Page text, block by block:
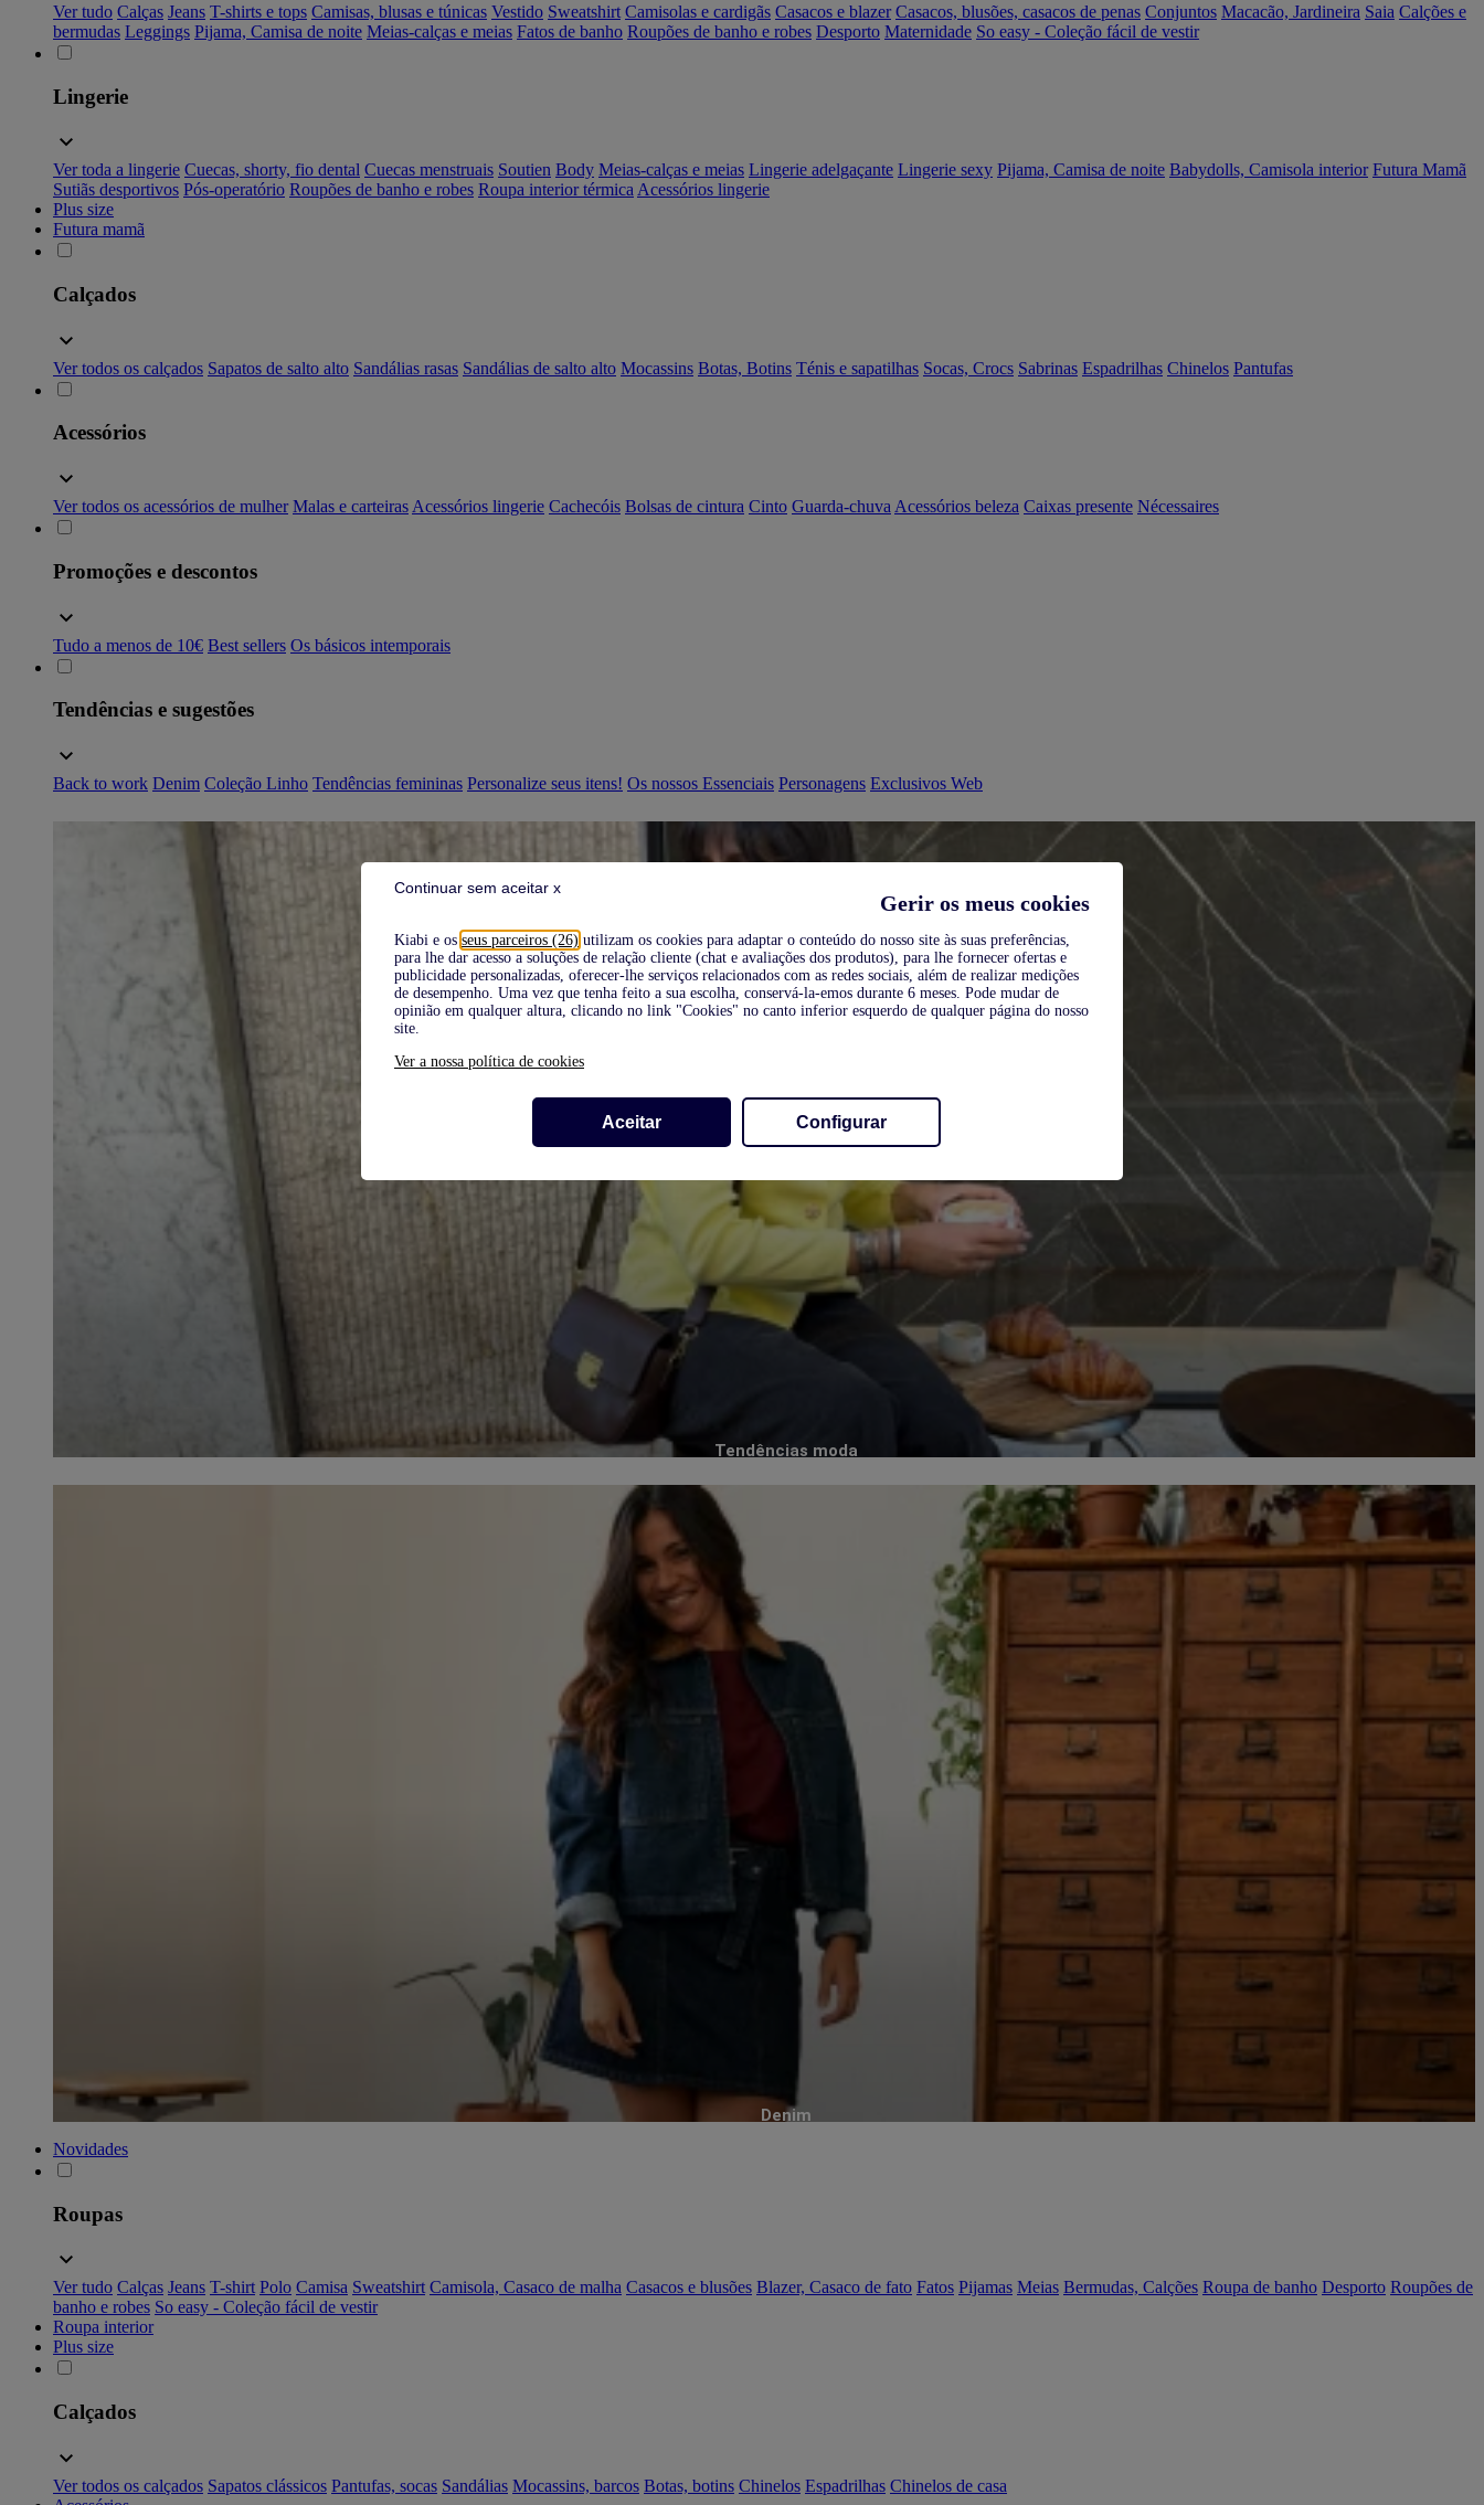
Gerir os meus cookies
Kiabi e os seus parceiros (26) utilizam os cookies para adaptar o conteúdo do nosso site às suas preferências,
para lhe dar acesso a soluções de relação cliente (chat e avaliações dos produtos), para lhe fornecer ofertas e
publicidade personalizadas, oferecer-lhe serviços relacionados com as redes sociais, além de realizar medições
de desempenho. Uma vez que tenha feito a sua escolha, conservá-la-emos durante 6 meses. Pode mudar de
opinião em qualquer altura, clicando no link "Cookies" no canto inferior esquerdo de qualquer página do nosso
site.
Ver a nossa política de cookies
Aceitar Configurar
Continuar sem aceitar x
Ver tudo Calças Jeans T-shirts e tops Camisas, blusas e túnicas Vestido Sweatshirt Camisolas e cardigãs Casacos e blazer Casacos, blusões, casacos de penas Conjuntos Macacão, Jardineira Saia Calções e
bermudas Leggings Pijama, Camisa de noite Meias-calças e meias Fatos de banho Roupões de banho e robes Desporto Maternidade So easy - Coleção fácil de vestir
Lingerie
Ver toda a lingerie Cuecas, shorty, fio dental Cuecas menstruais Soutien Body Meias-calças e meias Lingerie adelgaçante Lingerie sexy Pijama, Camisa de noite Babydolls, Camisola interior Futura Mamã
Sutiãs desportivos Pós-operatório Roupões de banho e robes Roupa interior térmica Acessórios lingerie
Plus size
Futura mamã
Calçados
Ver todos os calçados Sapatos de salto alto Sandálias rasas Sandálias de salto alto Mocassins Botas, Botins Ténis e sapatilhas Socas, Crocs Sabrinas Espadrilhas Chinelos Pantufas
Acessórios
Ver todos os acessórios de mulher Malas e carteiras Acessórios lingerie Cachecóis Bolsas de cintura Cinto Guarda-chuva Acessórios beleza Caixas presente Nécessaires
Promoções e descontos
Tudo a menos de 10€ Best sellers Os básicos intemporais
Tendências e sugestões
Back to work Denim Coleção Linho Tendências femininas Personalize seus itens! Os nossos Essenciais Personagens Exclusivos Web
Tendências moda
Denim
Novidades
Roupas
Ver tudo Calças Jeans T-shirt Polo Camisa Sweatshirt Camisola, Casaco de malha Casacos e blusões Blazer, Casaco de fato Fatos Pijamas Meias Bermudas, Calções Roupa de banho Desporto Roupões de
banho e robes So easy - Coleção fácil de vestir
Roupa interior
Plus size
Calçados
Ver todos os calçados Sapatos clássicos Pantufas, socas Sandálias Mocassins, barcos Botas, botins Chinelos Espadrilhas Chinelos de casa